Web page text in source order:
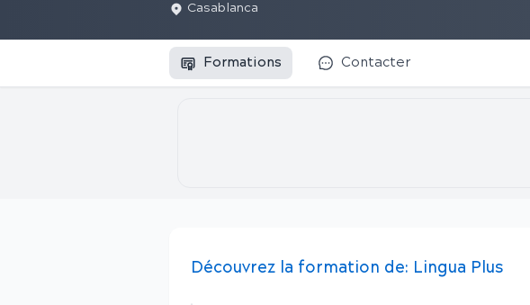
Casablanca
Formations Contacter
Découvrez la formation de: Lingua Plus